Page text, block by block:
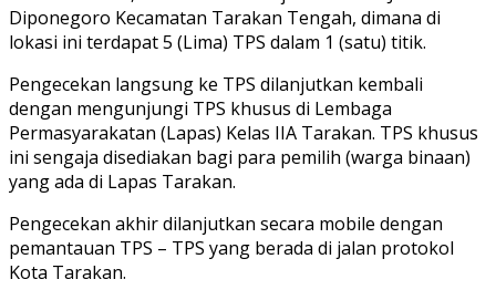
Diponegoro Kecamatan Tarakan Tengah, dimana di
lokasi ini terdapat 5 (Lima) TPS dalam 1 (satu) titik.
Pengecekan langsung ke TPS dilanjutkan kembali
dengan mengunjungi TPS khusus di Lembaga
Permasyarakatan (Lapas) Kelas IIA Tarakan. TPS khusus
ini sengaja disediakan bagi para pemilih (warga binaan)
yang ada di Lapas Tarakan.
Pengecekan akhir dilanjutkan secara mobile dengan
pemantauan TPS – TPS yang berada di jalan protokol
Kota Tarakan.